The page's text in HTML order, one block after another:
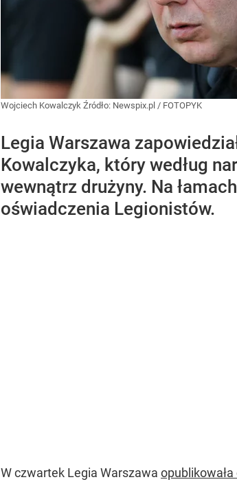
Wojciech Kowalczyk Źródło: Newspix.pl / FOTOPYK
Legia Warszawa
Kowalczyka, który według
wewnątrz drużyny. Na
oświadczenia Legionistów.
W czwartek Legia Warszawa